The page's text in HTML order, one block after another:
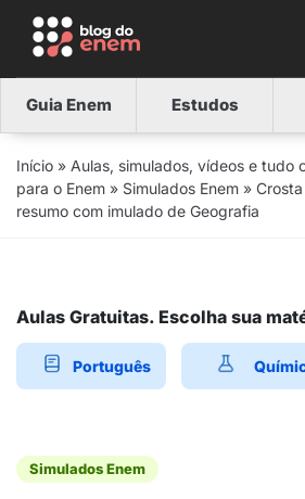
Guia Enem Estudos
Início » Aulas, simulados, vídeos e tudo
para o Enem » Simulados Enem »
resumo com imulado de Geografia
Aulas Gratuitas. Escolha sua
Português
Simulados Enem